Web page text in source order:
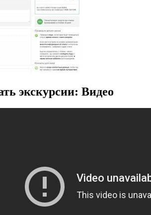
экскурсии: Видео